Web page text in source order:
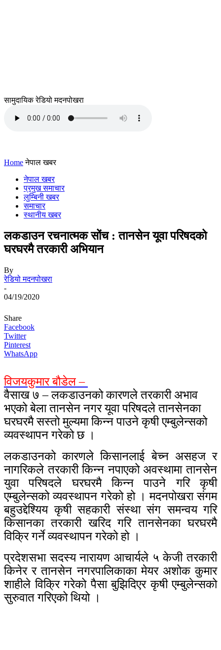
सामुदायिक रेडियो मदनपोखरा
Home नेपाल खबर
नेपाल खबर
प्रमुख समाचार
लुम्बिनी खबर
समाचार
स्थानीय खबर
लकडाउन रचनात्मक सोंच : तानसेन यूवा परिषदको
घरघरमै तरकारी अभियान
By
रेडियो मदनपोखरा
-
04/19/2020
Share
Facebook
Twitter
Pinterest
WhatsApp
विजयकुमार बौडेल –
वैसाख ७ – लकडाउनको कारणले तरकारी अभाव
भएको बेला तानसेन नगर यूवा परिषदले तानसेनका
घरघरमै सस्तो मुल्यमा किन्न पाउने कृषी एम्बुलेन्सको
व्यवस्थापन गरेको छ ।
लकडाउनको कारणले किसानलाई बेच्न असहज र
नागरिकले तरकारी किन्न नपाएको अवस्थामा तानसेन
युवा परिषदले घरघरमै किन्न पाउने गरि कृषी
एम्बुलेन्सको व्यवस्थापन गरेको हो । मदनपोखरा संगम
बहुउद्देश्यिय कृषी सहकारी संस्था संग समन्वय गरि
किसानका तरकारी खरिद गरि तानसेनका घरघरमै
विक्रि गर्ने व्यवस्थापन गरेको हो ।
प्रदेशसभा सदस्य नारायण आचार्यले ५ केजी तरकारी
किनेर र तानसेन नगरपालिकाका मेयर अशोक कुमार
शाहीले विक्रि गरेको पैसा बुझिदिएर कृषी एम्बुलेन्सको
सुरुवात गरिएको थियो ।